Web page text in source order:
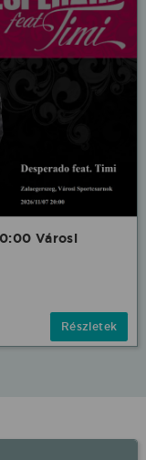
Városi
Részletek